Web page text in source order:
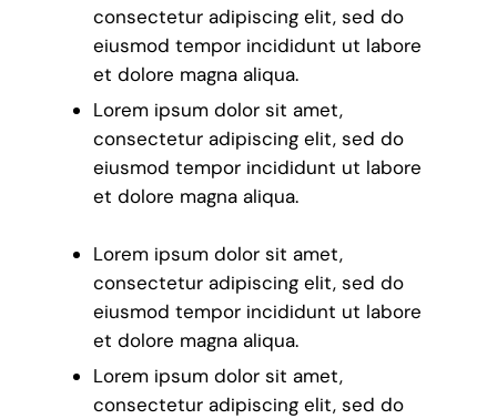
consectetur adipiscing elit, sed do
eiusmod tempor incididunt ut labore
et dolore magna aliqua.
Lorem ipsum dolor sit amet,
consectetur adipiscing elit, sed do
eiusmod tempor incididunt ut labore
et dolore magna aliqua.
Lorem ipsum dolor sit amet,
consectetur adipiscing elit, sed do
eiusmod tempor incididunt ut labore
et dolore magna aliqua.
Lorem ipsum dolor sit amet,
consectetur adipiscing elit, sed do